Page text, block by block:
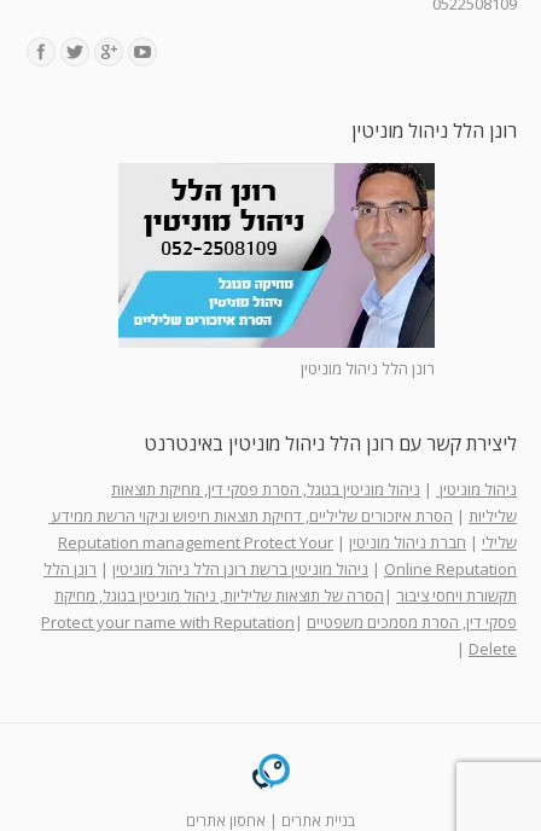
רונן הלל ניהול מוניטין
רונן הלל ניהול מוניטין
ליצירת קשר עם רונן הלל ניהול מוניטין באינטרנט
ניהול מוניטין | ניהול מוניטין בגוגל, הסרת פסקי דין, מחיקת תוצאות
שליליות | הסרת איזכורים שליליים, דחיקת תוצאות חיפוש וניקוי הרשת ממידע
שלילי | חברת ניהול מוניטין |
Reputation management Protect Your
Online Reputation
| ניהול מוניטין ברשת רונן הלל ניהול מוניטין | רונן הלל
תקשורת ויחסי ציבור | הסרה של תוצאות שליליות, ניהול מוניטין בגוגל, מחיקת
פסקי דין, הסרת מסמכים משפטיים |
Protect your name with Reputation
Delete
|
בניית אתרים | אחסון אתרים